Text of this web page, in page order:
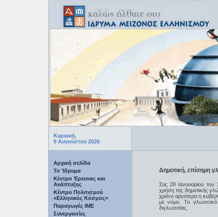
Κυριακή,
9 Αυγούστου 2026
Αρχική σελίδα
Το 'Ιδρυμα
Κέντρο Έρευνας και
Ανάπτυξης
Κέντρο Πολιτισμού
«Ελληνικός Κόσμος»
Παραγωγές IME
Συνεργασίες
Δημοτική, επίσημη
Στις 28 Ιανουαρίου
χρήση της δημοτικής
χρόνο αργότερα η
με νόμο. Το γλωσσικό
διγλωσσίας.